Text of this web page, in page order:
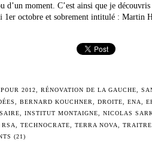
d’un moment. C’est ainsi que je
1er octobre et sobrement intitulé : Martin
2012 RÉNOVATION DE LA GAUCHE
BERNARD KOUCHNER DROITE ENA
INSTITUT MONTAIGNE NICOLAS
,RSA ,TECHNOCRATE ,TERRA NOVA ,TRAITRE
(21)